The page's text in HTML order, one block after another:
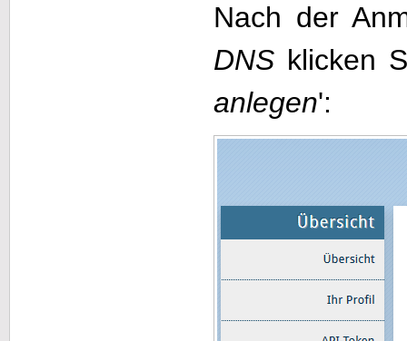
Nach der
DNSklicken
anlegen':